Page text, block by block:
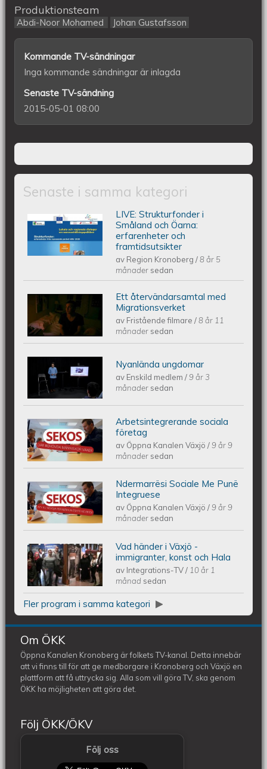
Produktionsteam
Abdi-Noor Mohamed Johan Gustafsson
Kommande TV-sändningar
Inga kommande sändningar är inlagda
Senaste TV-sändning
2015-05-01 08:00
Senaste i samma kategori
Lokala och regionala dialoger om
sammanhållningspolitiken....
LIVE: ​Strukturfonder i
Småland och Öarna:
erfarenheter och
framtidsutsikter
av Region Kronoberg/8 år 5
månader sedan
Min återvändarsamtal med
Migrationsverket den 24 augusti
2017
Ett återvändarsamtal med
Migrationsverket
av Fristående filmare/8 år 11
månader sedan
Nyanlända Ungdomar
Nyanlända ungdomar
av Enskild medlem/9 år 3
månader sedan
SEKOS - DÄR BEHÖVDA MÄNNISKOR
VÄXER
Arbetsintegrerande sociala
företag
av Öppna Kanalen Växjö/9 år 9
månader sedan
SEKOS - ATY KU NEVOJA PËR
NJERIUN ËSHTË NË RRITJE
Ndermarrësi Sociale Me Punë
Integruese
av Öppna Kanalen Växjö/9 år 9
månader sedan
Vad händer i Växjö - Immigranter,
konst och Hala
Vad händer i Växjö -
immigranter, konst och Hala
av Integrations-TV/ 10 år 1
månad sedan
Fler program i samma kategori
Om ÖKK
Öppna Kanalen Kronoberg är folkets TV-kanal. Detta innebär
att vi finns till för att ge medborgare i Kronoberg och Växjö en
plattform att få uttrycka sig. Alla som vill göra TV, ska genom
ÖKK ha möjligheten att göra det.
Följ ÖKK/ÖKV
Följ oss